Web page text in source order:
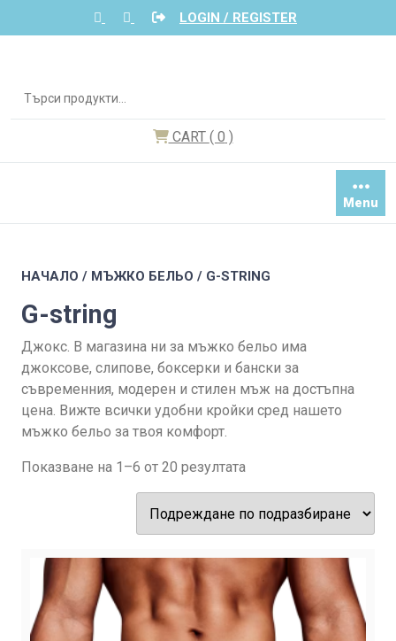
LOGIN / REGISTER
CART ( 0 )
Menu
НАЧАЛО / МЪЖКО БЕЛЬО / G-STRING
G-string
Джокс. В магазина ни за мъжко бельо има
джоксове, слипове, боксерки и бански за
съвременния, модерен и стилен мъж на достъпна
цена. Вижте всички удобни кройки сред нашето
мъжко бельо за твоя комфорт.
Показване на 1–6 от 20 резултата